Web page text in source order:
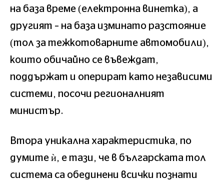
на база време (електронна винетка), а
другият – на база изминато разстояние
(тол за тежкотоварните автомобили),
които обичайно се въвеждат,
поддържат и оперират като независими
системи, посочи регионалният
министър.
Втора уникална характеристика, по
думите ѝ, е тази, че в българската тол
система са обединени всички познати